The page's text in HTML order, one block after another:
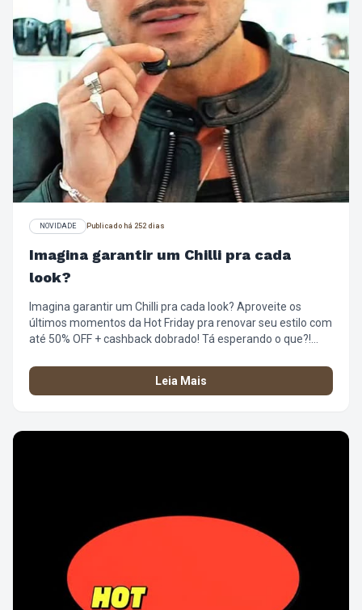
NOVIDADE Publicado há 252 dias
Imagina garantir um Chilli pra cada
look?
Imagina garantir um Chilli pra cada look? Aproveite os
últimos momentos da Hot Friday pra renovar seu estilo com
até 50% OFF + cashback dobrado! Tá esperando o que?!
#ÓticaChilliBeans #Descontos #OlharComAtitude
#EstiloQueTransforma
Leia Mais